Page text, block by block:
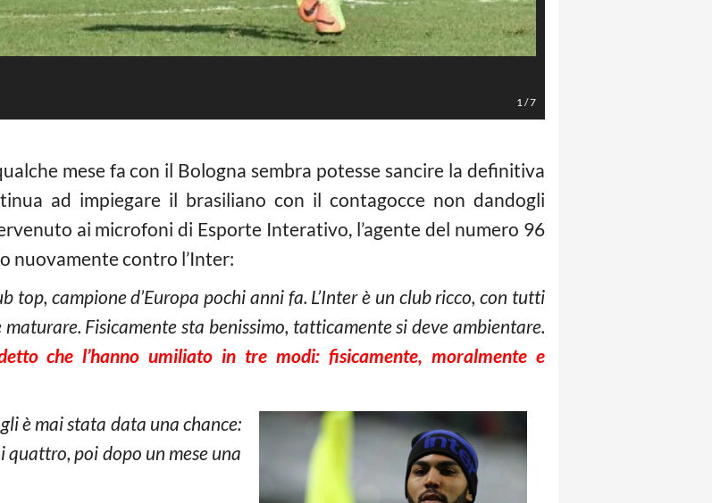
1/7
mese fa con il Bologna sembra potesse sancire la definitiva
ad impiegare il brasiliano con il contagocce non dandogli
ai microfoni di Esporte Interativo, l’agente del numero 96
nuovamente contro l’Inter:
campione d’Europa pochi anni fa. L’Inter è un club ricco, con tutti
Fisicamente sta benissimo, tatticamente si deve ambientare.
che l’hanno umiliato in tre modi: fisicamente, moralmente e
è mai stata data una chance:
poi dopo un mese una